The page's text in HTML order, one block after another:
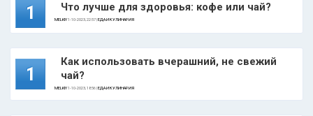
1 Что лучше для здоровья: кофе или чай?
MELKIY1-10-2023, 22:57 |ЕДА И КУЛИНАРИЯ
1
Как использовать вчерашний, не свежий
чай?
MELKIY1-10-2023, 18:56 |ЕДА И КУЛИНАРИЯ